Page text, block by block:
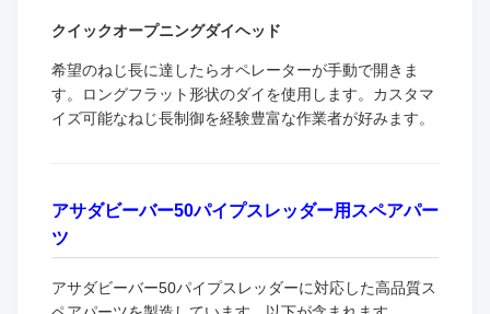
クイックオープニングダイヘッド
希望のねじ長に達したらオペレーターが手動で開きま
す。ロングフラット形状のダイを使用します。カスタマ
イズ可能なねじ長制御を経験豊富な作業者が好みます。
アサダビーバー50パイプスレッダー用スペアパー
ツ
アサダビーバー50パイプスレッダーに対応した高品質ス